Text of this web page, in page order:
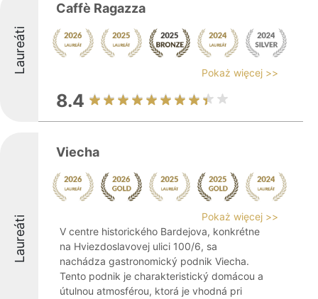
Laureáti
Caffè Ragazza
Pokaż więcej >>
8.4
Laureáti
Viecha
Pokaż więcej >>
V centre historického Bardejova, konkrétne
na Hviezdoslavovej ulici 100/6, sa
nachádza gastronomický podnik Viecha.
Tento podnik je charakteristický domácou a
útulnou atmosférou, ktorá je vhodná pri